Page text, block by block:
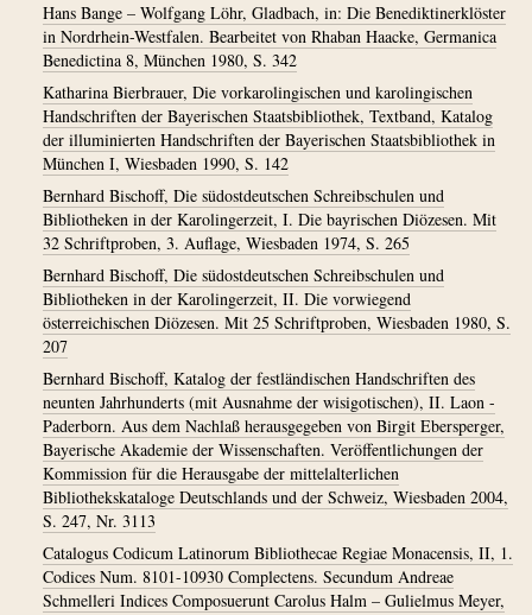
Hans Bange – Wolfgang Löhr, Gladbach, in: Die Benediktinerklöster
in Nordrhein-Westfalen. Bearbeitet von Rhaban Haacke, Germanica
Benedictina 8, München 1980, S. 342
Katharina Bierbrauer, Die vorkarolingischen und karolingischen
Handschriften der Bayerischen Staatsbibliothek, Textband, Katalog
der illuminierten Handschriften der Bayerischen Staatsbibliothek in
München I, Wiesbaden 1990, S. 142
Bernhard Bischoff, Die südostdeutschen Schreibschulen und
Bibliotheken in der Karolingerzeit, I. Die bayrischen Diözesen. Mit
32 Schriftproben, 3. Auflage, Wiesbaden 1974, S. 265
Bernhard Bischoff, Die südostdeutschen Schreibschulen und
Bibliotheken in der Karolingerzeit, II. Die vorwiegend
österreichischen Diözesen. Mit 25 Schriftproben, Wiesbaden 1980, S.
207
Bernhard Bischoff, Katalog der festländischen Handschriften des
neunten Jahrhunderts (mit Ausnahme der wisigotischen), II. Laon -
Paderborn. Aus dem Nachlaß herausgegeben von Birgit Ebersperger,
Bayerische Akademie der Wissenschaften. Veröffentlichungen der
Kommission für die Herausgabe der mittelalterlichen
Bibliothekskataloge Deutschlands und der Schweiz, Wiesbaden 2004,
S. 247, Nr. 3113
Catalogus Codicum Latinorum Bibliothecae Regiae Monacensis, II, 1.
Codices Num. 8101-10930 Complectens. Secundum Andreae
Schmelleri Indices Composuerunt Carolus Halm – Gulielmus Meyer,